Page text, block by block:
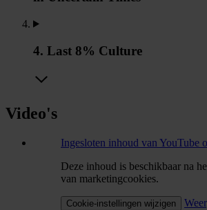
4. Last 8% Culture
Video's
Ingesloten inhoud van YouTube
Deze inhoud is beschikbaar na
van marketingcookies.
Cookie-instellingen wijzigen